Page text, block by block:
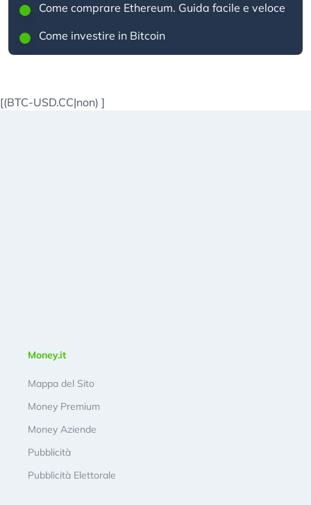
Come comprare Ethereum. Guida facile e veloce
Come investire in Bitcoin
[(BTC-USD.CC|non) ]
Money.it
Mappa del Sito
Money Premium
Money Aziende
Pubblicità
Pubblicità Elettorale